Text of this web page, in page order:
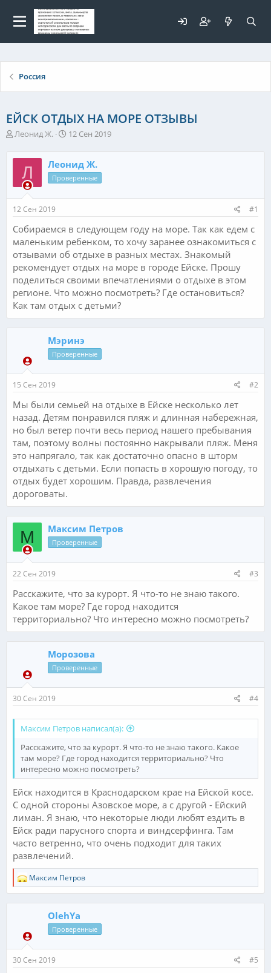
Россия
ЕЙСК ОТДЫХ НА МОРЕ ОТЗЫВЫ
А
т
т
е
м
ы
Леонид Ж.
Д
т
а
н
ч
л
а
12 Сен 2019
Л Леонид Ж.
Проверенные
12 Сен 2019 #1
Собираемся в следующем году на море. Так как едем с
маленьким ребенком, то хочу заранее ознакомиться с
отзывами об отдыхе в разных местах. Знакомый
рекомендует отдых на море в городе Ейске. Прошу
поделиться своими впечатлениями о отдыхе в этом
регионе. Что можно посмотреть? Где остановиться?
Как там отдых с детьми?
Мэринэ
Проверенные
15 Сен 2019 #2
Мы были семьей на отдыхе в Ейске несколько лет
назад. Детям понравился пляж и длинная набережная,
но был ветер почти весь период нашего пребывания
там, поэтому волны постоянно накрывали пляж. Меня
это напрягало, так как достаточно опасно в шторм
отдыхать с детьми. Если попасть в хорошую погоду, то
отдых будет хорошим. Правда, развлечения
дороговаты.
М Максим Петров
Проверенные
22 Сен 2019 #3
Расскажите, что за курорт. Я что-то не знаю такого.
Какое там море? Где город находится
территориально? Что интересно можно посмотреть?
Морозова
Проверенные
30 Сен 2019 #4
Максим Петров написал(а):
Расскажите, что за курорт. Я что-то не знаю такого. Какое
там море? Где город находится территориально? Что
интересно можно посмотреть?
Ейск находится в Краснодарском крае на Ейской косе.
С одной стороны Азовское море, а с другой - Ейский
лиман. Я знаю, что некоторые люди любят ездить в
Ейск ради парусного спорта и виндсерфинга. Там
часто ветренно, что очень подходит для таких
развлечений.
Р
е
а
к
и
:
Максим Петров
OlehYa
Проверенные
30 Сен 2019 #5
Для любых предложений по
сайту: elaizik@cp9.ru